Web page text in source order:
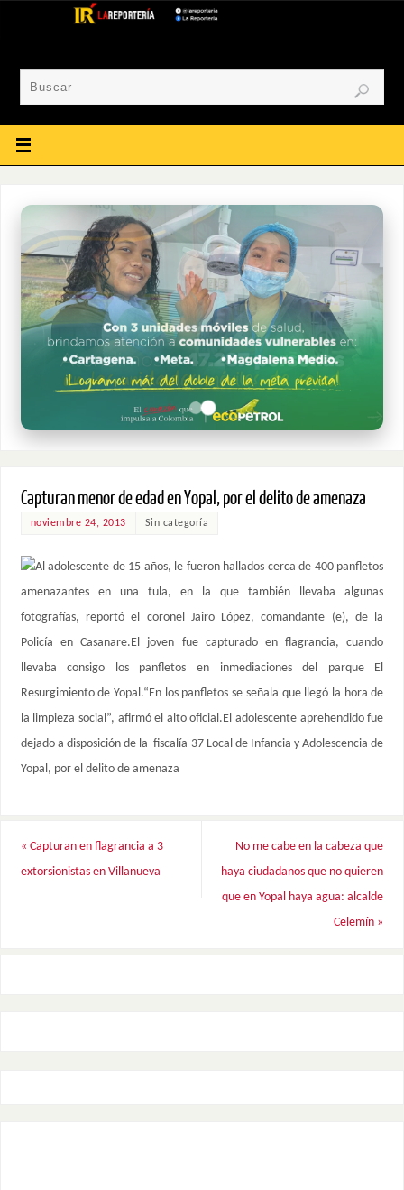
Capturan menor de edad en Yopal, por el delito de amenaza
noviembre 24, 2013 Sin categoría
Al adolescente de 15 años, le fueron hallados cerca de 400 panfletos
amenazantes en una tula, en la que también llevaba algunas
fotografías, reportó el coronel Jairo López, comandante (e), de la
Policía en Casanare.El joven fue capturado en flagrancia, cuando
llevaba consigo los panfletos en inmediaciones del parque El
Resurgimiento de Yopal.“En los panfletos se señala que llegó la hora de
la limpieza social”, afirmó el alto oficial.El adolescente aprehendido fue
dejado a disposición de la fiscalía 37 Local de Infancia y Adolescencia de
Yopal, por el delito de amenaza
« Capturan en flagrancia a 3
extorsionistas en Villanueva
No me cabe en la cabeza que
haya ciudadanos que no quieren
que en Yopal haya agua: alcalde
Celemín »